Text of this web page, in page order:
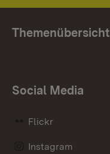
Themenübersicht
Social Media
Flickr
Instagram